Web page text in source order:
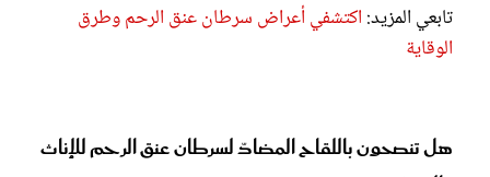
تابعي المزيد: اكتشفي أعراض سرطان عنق الرحم وطرق
الوقاية
هل تنصحون باللقاح المضادّ لسرطان عنق الرحم للإناث